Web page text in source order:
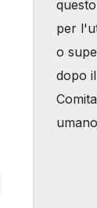
per
o
dopo